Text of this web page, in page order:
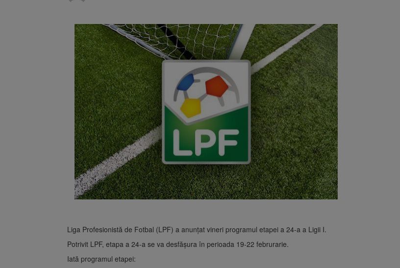
8 august 2026 8 august ar putea deveni Ziua Europeană de Comemorare a
Liga Profesionistă de Fotbal (LPF) a anunțat vineri programul etapei a 24-a a Ligii I.
Potrivit LPF, etapa a 24-a se va desfășura în perioada 19-22 februrarie.
Iată programul etapei: